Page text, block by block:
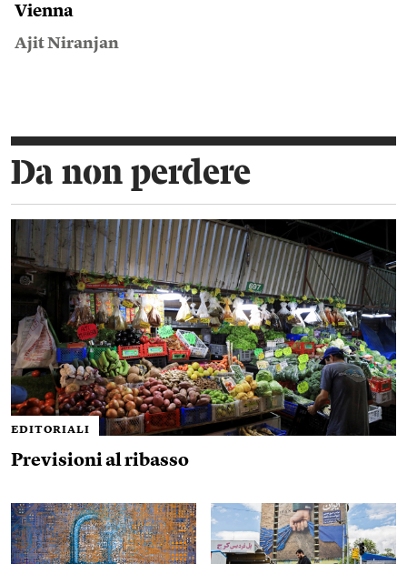
Vienna
Ajit Niranjan
Da non perdere
EDITORIALI
Previsioni al ribasso